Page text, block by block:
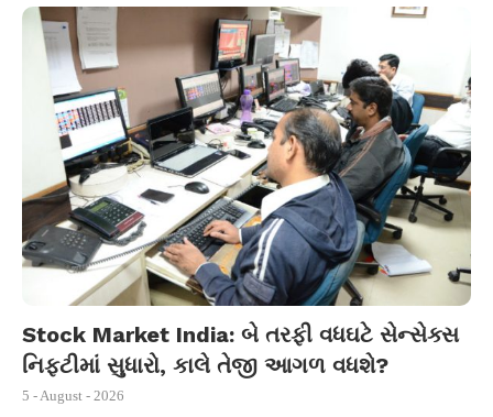
Stock Market India: બે તરફી વધઘટે સેન્સેક્સ
નિફ્ટીમાં સુધારો, કાલે તેજી આગળ વધશે?
5 - August - 2026